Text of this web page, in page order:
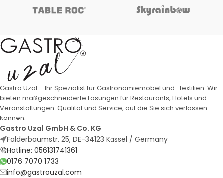
Gastro Uzal – Ihr Spezialist für Gastronomiemöbel und -textilien. Wir
bieten maßgeschneiderte Lösungen für Restaurants, Hotels und
Veranstaltungen. Qualität und Service, auf die Sie sich verlassen
können.
Gastro Uzal GmbH & Co. KG
Falderbaumstr. 25, DE-34123 Kassel / Germany
Hotline: 056131741361
0176 7070 1733
info@gastrouzal.com